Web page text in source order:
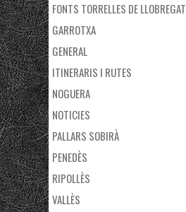
FONTS TORRELLES DE LLOBREGAT
GARROTXA
GENERAL
ITINERARIS I RUTES
NOGUERA
NOTICIES
PALLARS SOBIRÀ
PENEDÈS
RIPOLLÈS
VALLÈS